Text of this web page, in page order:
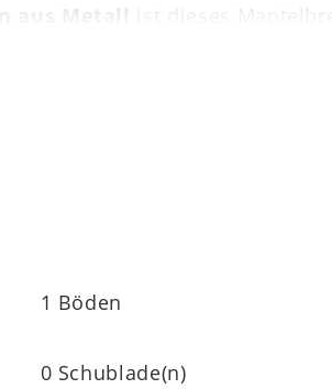
aus Metall
ist dieses
dennoch ausreichend
mit hochwertigen
1 Böden
0 Schublade(n)